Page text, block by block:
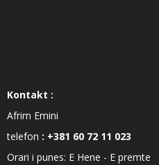
Kontakt :
Afrim Emini
telefon : +381 60 72 11 023
Orari i punes: E Hene - E premte